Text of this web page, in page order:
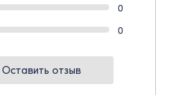
0
0
Оставить отзыв